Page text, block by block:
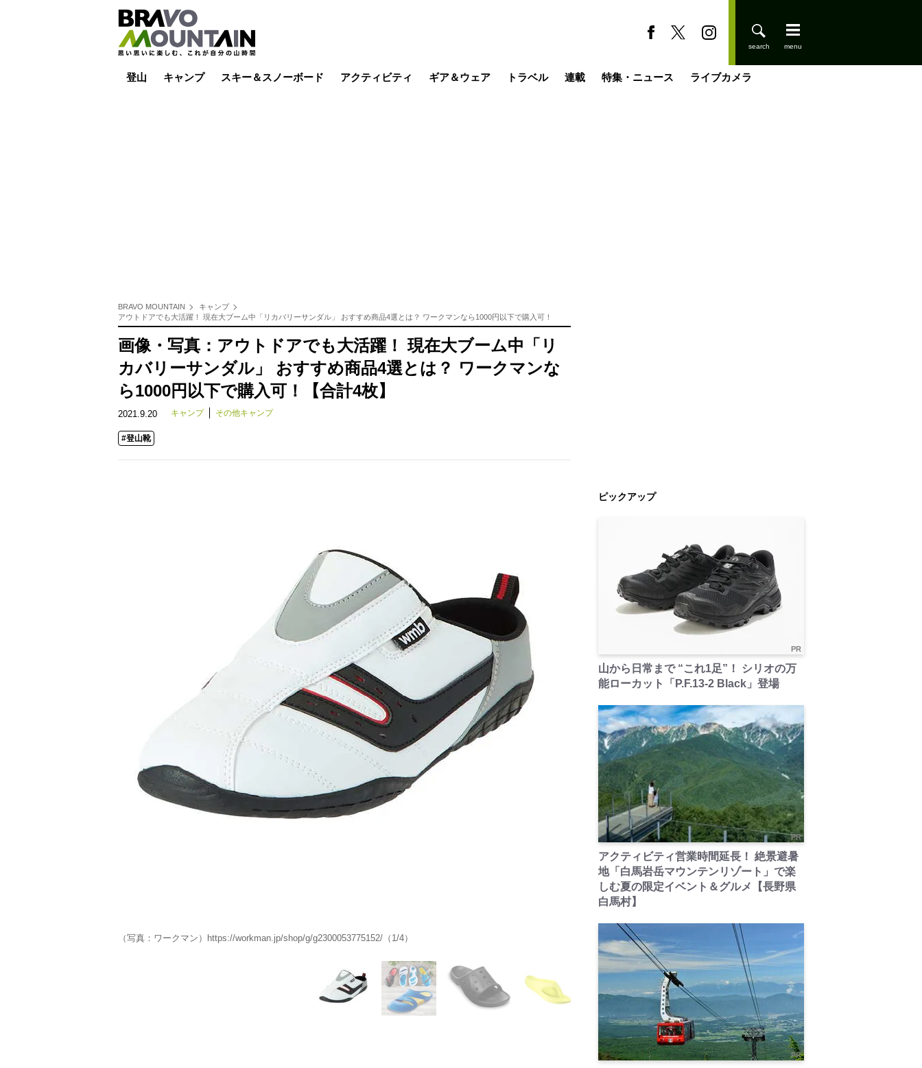
登山 キャンプ スキー＆スノーボード アクティビティ ギア＆ウェア トラベル 連載 特集・ニュース ライブカメラ
BRAVO MOUNTAIN
キャンプ
アウトドアでも大活躍！ 現在大ブーム中「リカバリーサンダル」 おすすめ商品4選とは？ ワークマンなら1000円以下で購入可！
画像・写真：アウトドアでも大活躍！ 現在大ブーム中「リ
カバリーサンダル」 おすすめ商品4選とは？ ワークマンな
ら1000円以下で購入可！【合計4枚】
2021.9.20 キャンプ その他キャンプ
#登山靴
（写真：ワークマン）https://workman.jp/shop/g/g2300053775152/（1/4）
ピックアップ
PR
山から日常まで “これ1足”！ シリオの万
能ローカット「P.F.13-2 Black」登場
PR
アクティビティ営業時間延長！ 絶景避暑
地「白馬岩岳マウンテンリゾート」で楽
しむ夏の限定イベント＆グルメ【長野県
白馬村】
PR